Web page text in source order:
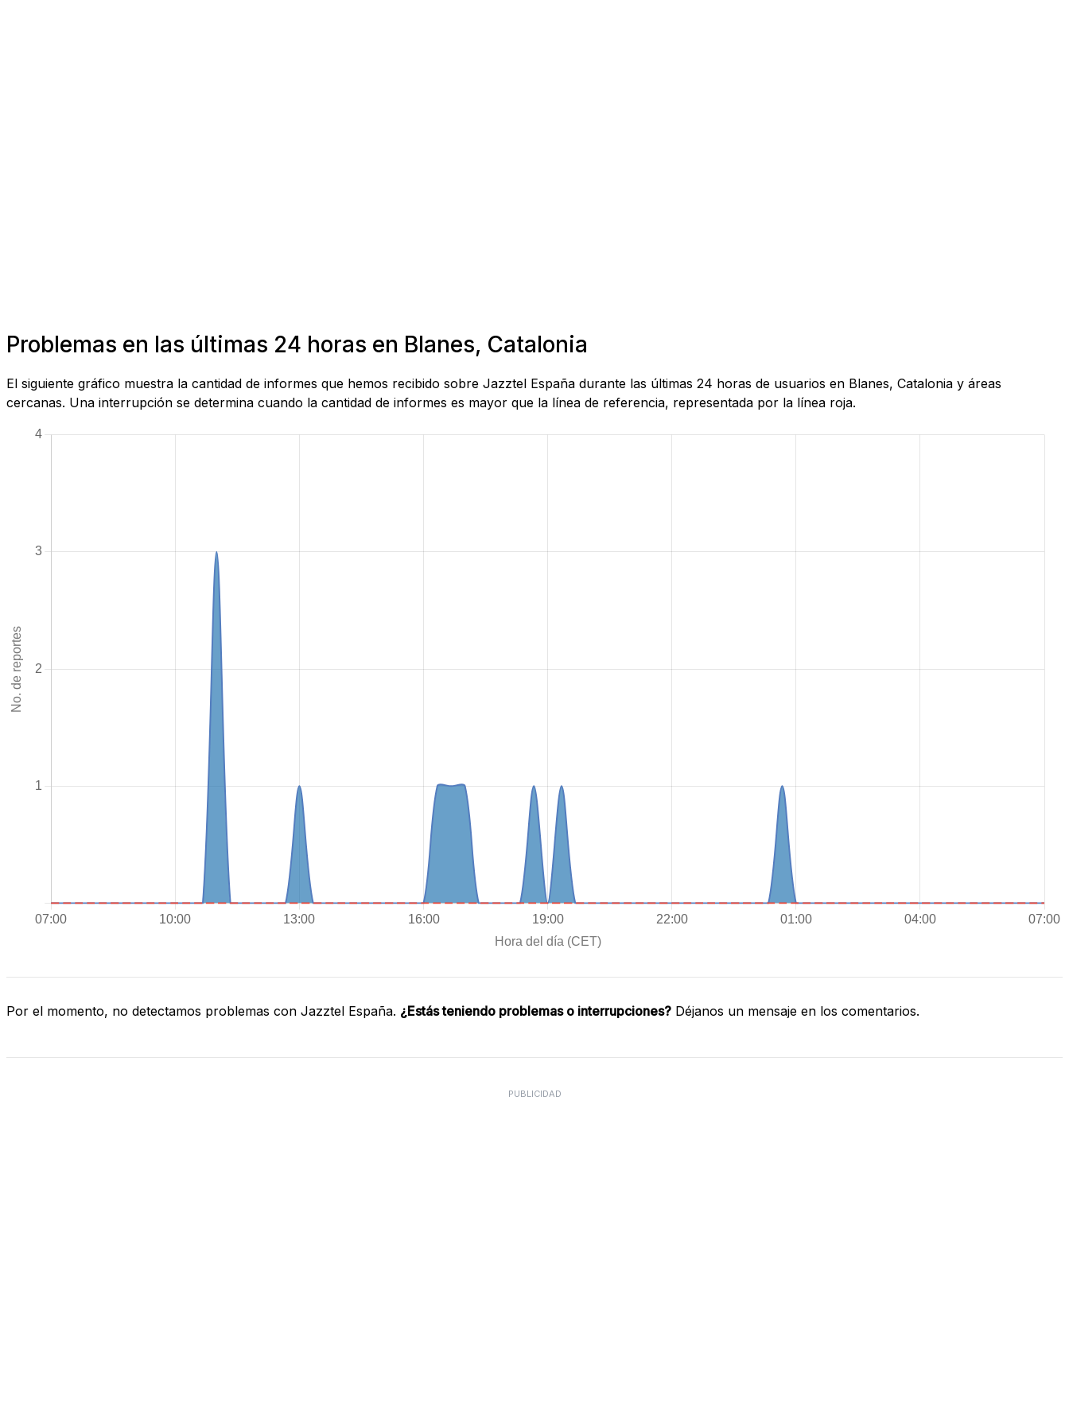
Problemas en las últimas 24 horas en Blanes, Catalonia
El siguiente gráfico muestra la cantidad de informes que hemos recibido sobre Jazztel España durante las últimas 24 horas de usuarios en Blanes, Catalonia y áreas
cercanas. Una interrupción se determina cuando la cantidad de informes es mayor que la línea de referencia, representada por la línea roja.
Por el momento, no detectamos problemas con Jazztel España. ¿Estás teniendo problemas o interrupciones? Déjanos un mensaje en los comentarios.
PUBLICIDAD